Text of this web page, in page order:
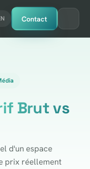
Contact
Brut vs
d'un espace
prix réellement